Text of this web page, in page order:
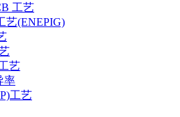
工艺
艺(ENEPIG)
艺
率
工艺